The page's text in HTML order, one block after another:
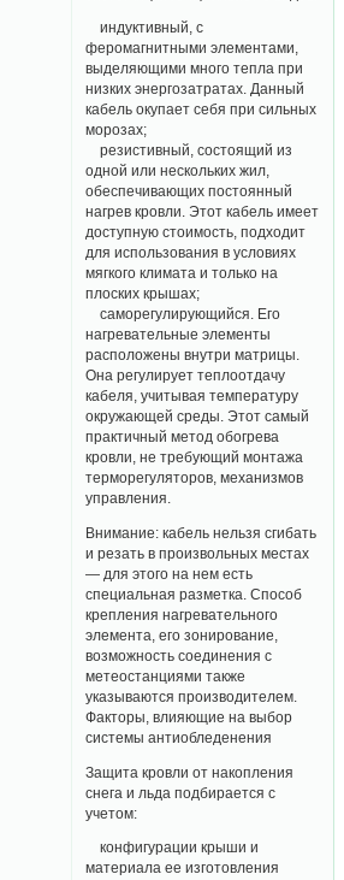
индуктивный, с
феромагнитными элементами,
выделяющими много тепла при
низких энергозатратах. Данный
кабель окупает себя при сильных
морозах;
резистивный, состоящий из
одной или нескольких жил,
обеспечивающих постоянный
нагрев кровли. Этот кабель имеет
доступную стоимость, подходит
для использования в условиях
мягкого климата и только на
плоских крышах;
саморегулирующийся. Его
нагревательные элементы
расположены внутри матрицы.
Она регулирует теплоотдачу
кабеля, учитывая температуру
окружающей среды. Этот самый
практичный метод обогрева
кровли, не требующий монтажа
терморегуляторов, механизмов
управления.
Внимание: кабель нельзя сгибать
и резать в произвольных местах
— для этого на нем есть
специальная разметка. Способ
крепления нагревательного
элемента, его зонирование,
возможность соединения с
метеостанциями также
указываются производителем.
Факторы, влияющие на выбор
системы антиобледенения
Защита кровли от накопления
снега и льда подбирается с
учетом:
конфигурации крыши и
материала ее изготовления